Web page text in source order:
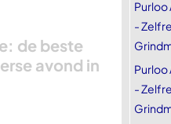
de beste
avond in
Purloo
-
Purloo
-